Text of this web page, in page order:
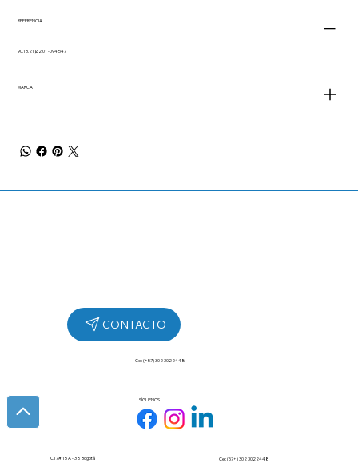
REFERENCIA
90.13.21 Ø2 01 -094.547
MARCA
SÍGUENOS
Cel: (+57) 302 3022448
Cll 7# 15 A - 38 Bogotá Cel: (57+) 302 3022448